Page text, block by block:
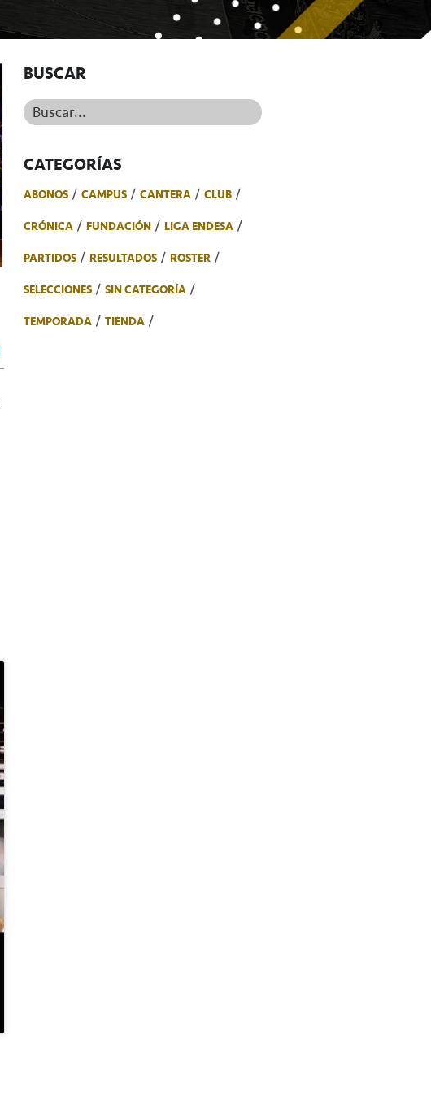
BUSCAR
Buscar...
CATEGORÍAS
ABONOS CAMPUS CANTERA
CLUB
CRÓNICA
FUNDACIÓN
LIGA ENDESA
PARTIDOS
RESULTADOS
ROSTER
SELECCIONES
SIN CATEGORÍA
TEMPORADA
TIENDA